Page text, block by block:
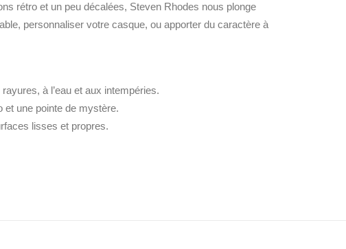
rétro et un peu décalées, Steven Rhodes nous plonge
personnaliser votre casque, ou apporter du caractère à
à l’eau et aux intempéries.
et une pointe de mystère.
lisses et propres.